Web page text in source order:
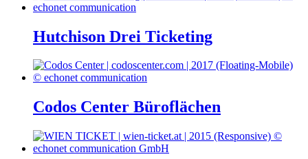
Hutchison Drei Ticketing
Codos Center Büroflächen